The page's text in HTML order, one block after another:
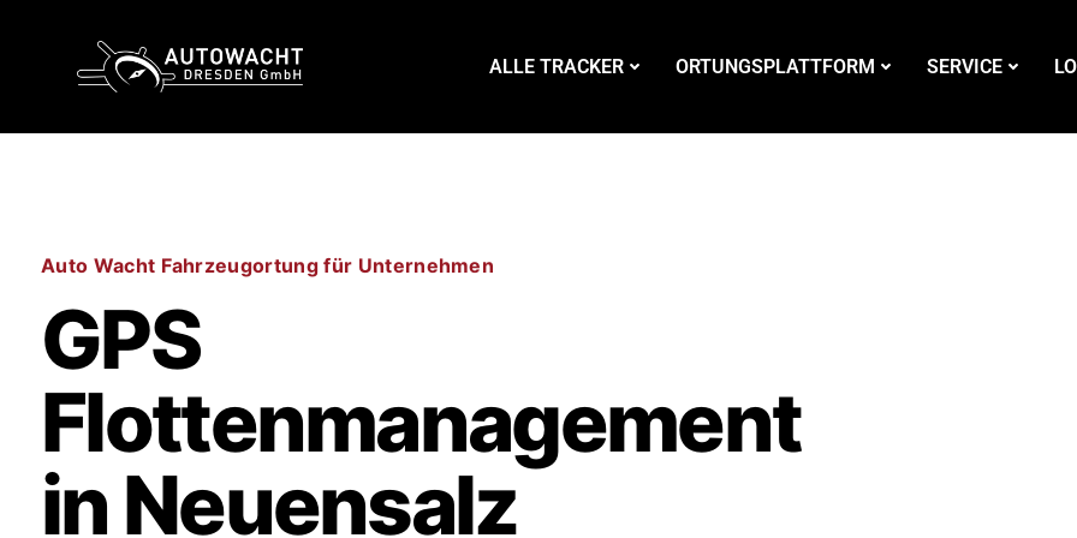
ALLE TRACKER ORTUNGSPLATTFORM SERVICE
Auto Wacht Fahrzeugortung für Unternehmen
GPS
Flottenmanagement
in Neuensalz